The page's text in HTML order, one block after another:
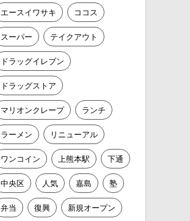
エースイワサキ ココス
スーパー テイクアウト
ドラッグイレブン
ドラッグストア
マリオンクレープ ランチ
ラーメン リニューアル
ワンコイン 上熊本駅 下通
中央区 人気 嘉島 塾
弁当 復興 新規オープン